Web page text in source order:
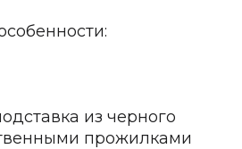
и комплектация по вашему
из черного
прожилками